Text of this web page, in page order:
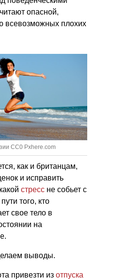
опасной,
всевозможных плохих
CC0 Pxhere.com
как и британцам,
и исправить
стресс не собьет с
того, кто
свое тело в
на
выводы.
привезти из отпуска